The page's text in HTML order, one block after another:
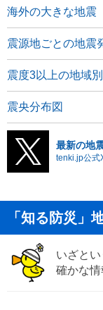
海外の大きな地震
震源地ごとの地震
震度3以上の地域
震央分布図
最新の地
tenki.jp公式
「知る防災」
いざと
確かな